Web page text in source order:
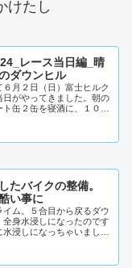
けたし
レース当日編_晴
ダウンヒル
月２日（日）富士ヒルク
がやってきました。朝の
缶２缶を寝酒に、１０時
たバイクの整備。
い事に
ム。５合目から戻るダウ
身水浸しになったのです
浸しになっちゃいました